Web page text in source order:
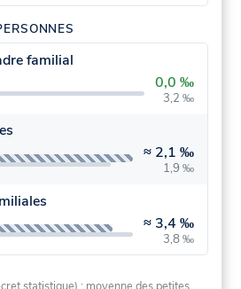
familial
0,0 ‰
3,2 ‰
≈ 2,1 ‰
1,9 ‰
≈ 3,4 ‰
3,8 ‰